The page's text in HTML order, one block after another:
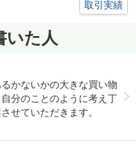
取引実績
いた人
かないかの大きな買い物
分のことのように考え丁
せていただきます。